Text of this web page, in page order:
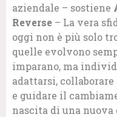
aziendale – sostiene
Reverse – La vera
oggi non è più solo
quelle evolvono
imparano, ma
adattarsi,
e guidare il
nascita di una